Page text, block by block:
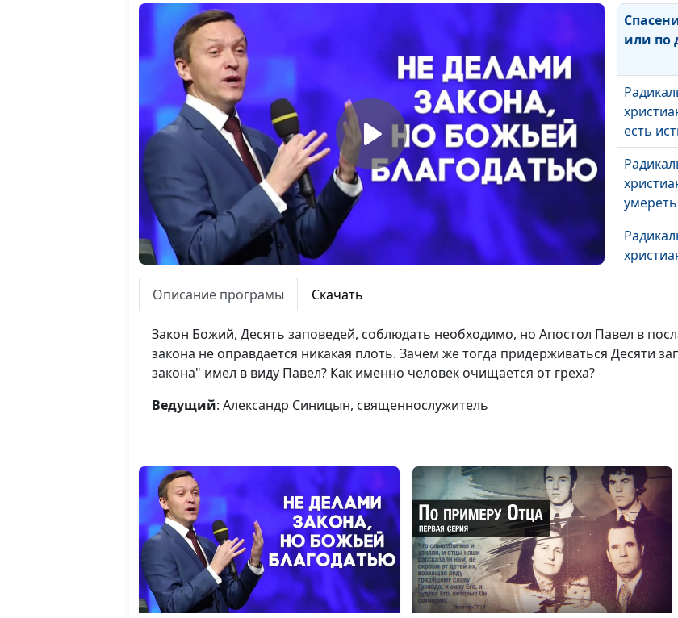
или по
есть
Как
Жизнь
лучший
Как
Описание програмы Скачать
Закон Божий, Десять заповедей, соблюдать необходимо, но Апостол Павел в
закона не оправдается никакая плоть. Зачем же тогда придерживаться Десяти
закона" имел в виду Павел? Как именно человек очищается от греха?
Ведущий: Александр Синицын, священнослужитель